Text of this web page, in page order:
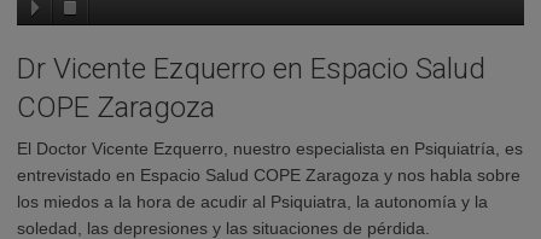
Dr Vicente Ezquerro en Espacio Salud
COPE Zaragoza
El Doctor Vicente Ezquerro, nuestro especialista en Psiquiatría, es
entrevistado en Espacio Salud COPE Zaragoza y nos habla sobre
los miedos a la hora de acudir al Psiquiatra, la autonomía y la
soledad, las depresiones y las situaciones de pérdida.